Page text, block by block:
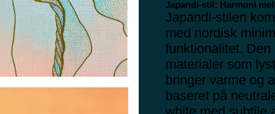
Japandi-stil: Harmoni
Japandi-stilen
med nordisk
funktionalitet.
materialer som
bringer varme og
baseret på